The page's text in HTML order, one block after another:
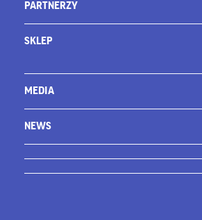
PARTNERZY
SKLEP
MEDIA
NEWS